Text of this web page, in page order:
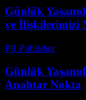
Günlük
ve İlişkilerimizi
PR Publisher-
Günlük
Anahtar Nokta